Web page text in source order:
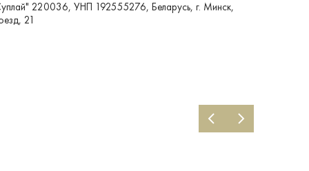
220036, УНП 192555276, Беларусь, г. Минск,
21